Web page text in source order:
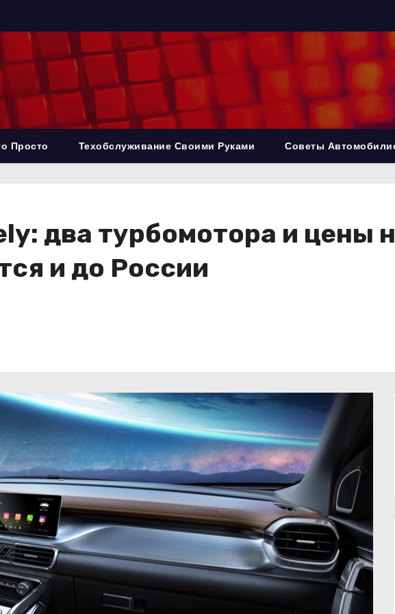
Просто Техобслуживание Своими Руками Советы
два турбомотора и цены
и до России